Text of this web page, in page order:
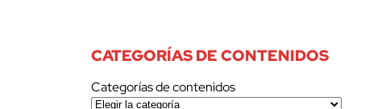
CATEGORÍAS DE CONTENIDOS
Categorías de contenidos